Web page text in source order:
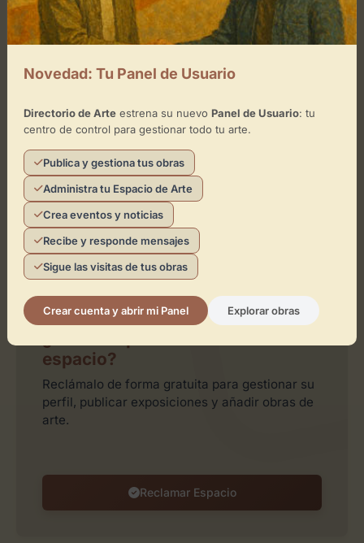
−
Activar Mapa
espacio?
Reclámalo de forma gratuita para gestionar su
perfil, publicar exposiciones y añadir obras de
arte.
Reclamar Espacio
Novedad: Tu Panel de Usuario
Directorio de Arteestrena su nuevo Panel de Usuario: tu
centro de control para gestionar todo tu arte.
Publica y gestiona tus obras
Administra tu Espacio de Arte
Crea eventos y noticias
Recibe y responde mensajes
Sigue las visitas de tus obras
Crear cuenta y abrir mi Panel Explorar obras